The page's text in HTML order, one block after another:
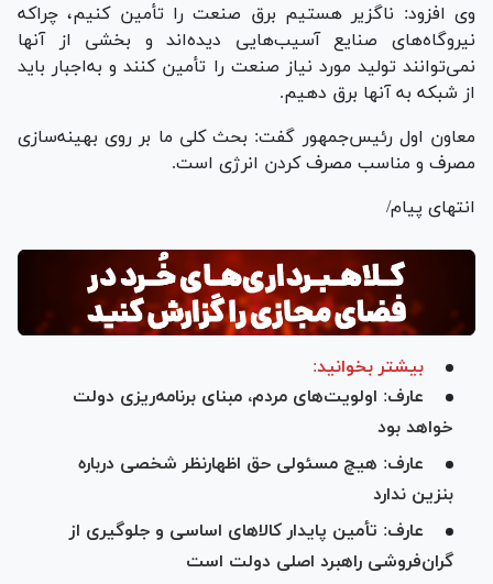
وی افزود: ناگزیر هستیم برق صنعت را تأمین کنیم، چراکه
نیروگاه‌های صنایع آسیب‌هایی دیده‌اند و بخشی از آنها
نمی‌توانند تولید مورد نیاز صنعت را تأمین کنند و به‌اجبار باید
از شبکه به آنها برق دهیم.
معاون اول رئیس‌جمهور گفت: بحث کلی ما بر روی بهینه‌سازی
مصرف و مناسب مصرف کردن انرژی است.
انتهای پیام/
بیشتر بخوانید:
عارف: اولویت‌های مردم، مبنای برنامه‌ریزی دولت
خواهد بود
عارف: هیچ مسئولی حق اظهارنظر شخصی درباره
بنزین ندارد
عارف: تأمین پایدار کالا‌های اساسی و جلوگیری از
گران‌فروشی راهبرد اصلی دولت است